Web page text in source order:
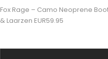
Fox Rage – Camo Neoprene
& Laarzen EUR59.95